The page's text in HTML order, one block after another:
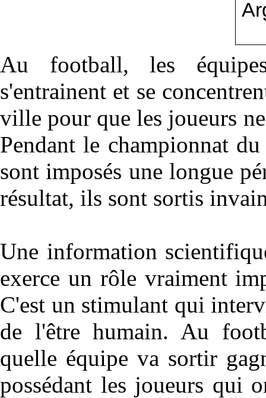
Au football, les
s'entrainent et se
ville pour que les joueurs
Pendant le championnat
sont imposés une longue
résultat, ils sont sortis
Une information
exerce un rôle vraiment
C'est un stimulant qui
de l'être humain. Au
quelle équipe va sortir
possédant les joueurs qui